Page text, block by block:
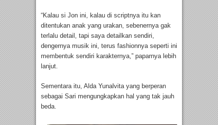
“Kalau si Jon ini, kalau di scriptnya itu kan
ditentukan anak yang urakan, sebenernya gak
terlalu detail, tapi saya detailkan sendiri,
dengernya musik ini, terus fashionnya seperti ini
membentuk sendiri karakternya,” paparnya lebih
lanjut.
Sementara itu, Alda Yunalvita yang berperan
sebagai Sari mengungkapkan hal yang tak jauh
beda.